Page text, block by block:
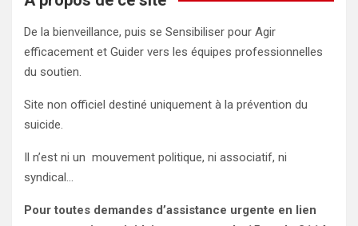
De la bienveillance, puis se Sensibiliser pour Agir
efficacement et Guider vers les équipes professionnelles
du soutien.
Site non officiel destiné uniquement à la prévention du
suicide.
Il n’est ni un mouvement politique, ni associatif, ni
syndical…
Pour toutes demandes d’assistance urgente en lien